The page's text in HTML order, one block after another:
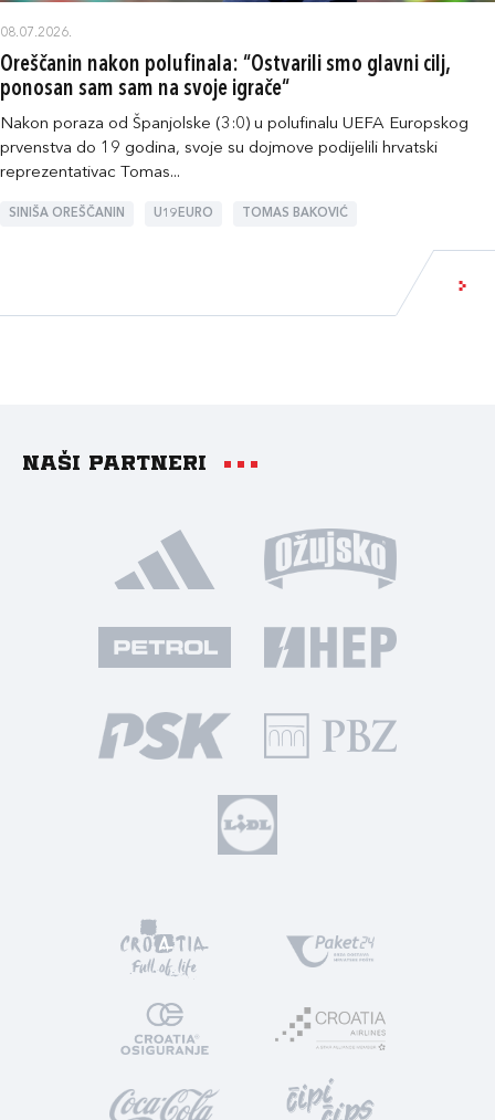
08.07.2026.
Oreščanin nakon polufinala: “Ostvarili smo glavni cilj,
ponosan sam sam na svoje igrače“
Nakon poraza od Španjolske (3:0) u polufinalu UEFA Europskog
prvenstva do 19 godina, svoje su dojmove podijelili hrvatski
reprezentativac Tomas...
SINIŠA OREŠČANIN U19EURO TOMAS BAKOVIĆ
Naši partneri